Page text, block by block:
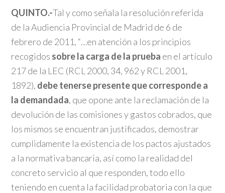
QUINTO.-Tal y como señala la resolución referida
de la Audiencia Provincial de Madrid de 6 de
febrero de 2011, “…en atención a los principios
recogidos sobre la carga de la prueba en el artículo
217 de la LEC (RCL 2000, 34, 962 y RCL 2001,
1892), debe tenerse presente que corresponde a
la demandada, que opone ante la reclamación de la
devolución de las comisiones y gastos cobrados, que
los mismos se encuentran justificados, demostrar
cumplidamente la existencia de los pactos ajustados
a la normativa bancaria, así como la realidad del
concreto servicio al que responden, todo ello
teniendo en cuenta la facilidad probatoria con la que